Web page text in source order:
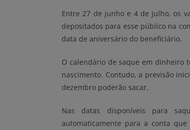
Entre 27 de junho e 4 de julho, os
depositados para esse público na
data de aniversário do beneficiário.
O calendário de saque em dinheiro
nascimento. Contudo, a previsão
dezembro poderão sacar.
Nas datas disponíveis para
automaticamente para a conta